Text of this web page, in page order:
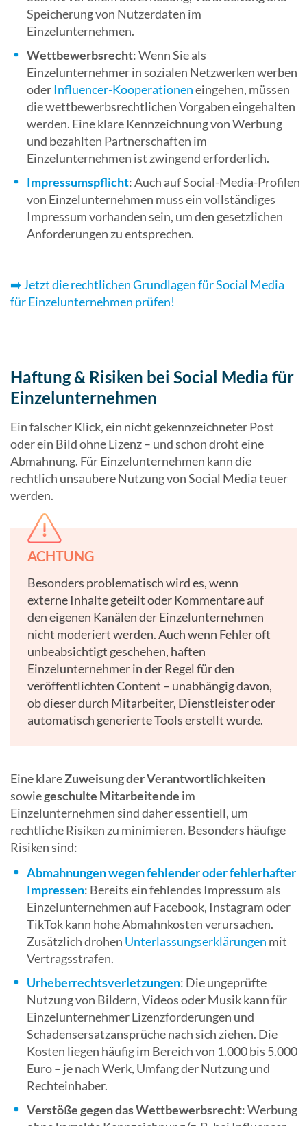
Speicherung von Nutzerdaten im
Einzelunternehmen.
Wettbewerbsrecht: Wenn Sie als
Einzelunternehmer in sozialen Netzwerken werben
oderInfluencer-Kooperationeneingehen, müssen
die wettbewerbsrechtlichen Vorgaben eingehalten
werden. Eine klare Kennzeichnung von Werbung
und bezahlten Partnerschaften im
Einzelunternehmen ist zwingend erforderlich.
Impressumspflicht: Auch auf Social-Media-Profilen
von Einzelunternehmen muss ein vollständiges
Impressum vorhanden sein, um den gesetzlichen
Anforderungen zu entsprechen.
➡️ Jetzt die rechtlichen Grundlagen für Social Media
für Einzelunternehmen prüfen!
Haftung & Risiken bei Social Media für
Einzelunternehmen
Ein falscher Klick, ein nicht gekennzeichneter Post
oder ein Bild ohne Lizenz – und schon droht eine
Abmahnung. Für Einzelunternehmen kann die
rechtlich unsaubere Nutzung von Social Media teuer
werden.
ACHTUNG
Besonders problematisch wird es, wenn
externe Inhalte geteilt oder Kommentare auf
den eigenen Kanälen der Einzelunternehmen
nicht moderiert werden. Auch wenn Fehler oft
unbeabsichtigt geschehen, haften
Einzelunternehmer in der Regel für den
veröffentlichten Content – unabhängig davon,
ob dieser durch Mitarbeiter, Dienstleister oder
automatisch generierte Tools erstellt wurde.
Eine klareZuweisung der Verantwortlichkeiten
sowiegeschulte Mitarbeitende im
Einzelunternehmen sind daher essentiell, um
rechtliche Risiken zu minimieren. Besonders häufige
Risiken sind:
Abmahnungen wegen fehlender oder fehlerhafter
Impressen: Bereits ein fehlendes Impressum als
Einzelunternehmen auf Facebook, Instagram oder
TikTok kann hohe Abmahnkosten verursachen.
Zusätzlich drohen Unterlassungserklärungen mit
Vertragsstrafen.
Urheberrechtsverletzungen: Die ungeprüfte
Nutzung von Bildern, Videos oder Musik kann für
Einzelunternehmer Lizenzforderungen und
Schadensersatzansprüche nach sich ziehen. Die
Kosten liegen häufig im Bereich von 1.000 bis 5.000
Euro – je nach Werk, Umfang der Nutzung und
Rechteinhaber.
Verstöße gegen das Wettbewerbsrecht: Werbung